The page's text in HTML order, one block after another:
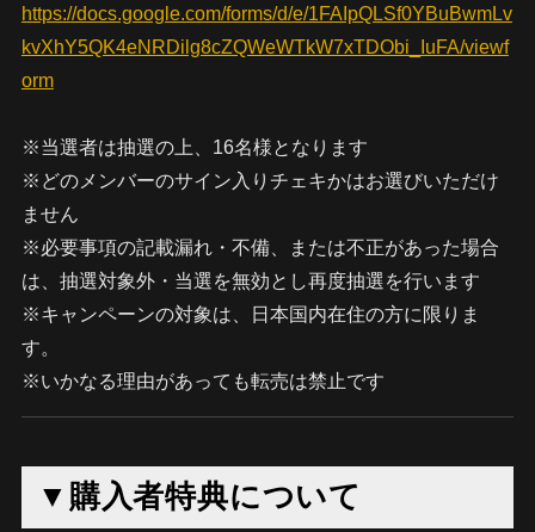
https://docs.google.com/forms/d/e/1FAIpQLSf0YBuBwmLv
kvXhY5QK4eNRDilg8cZQWeWTkW7xTDObi_IuFA/viewf
orm
※当選者は抽選の上、16名様となります
※どのメンバーのサイン入りチェキかはお選びいただけ
ません
※必要事項の記載漏れ・不備、または不正があった場合
は、抽選対象外・当選を無効とし再度抽選を行います
※キャンペーンの対象は、日本国内在住の方に限りま
す。
※いかなる理由があっても転売は禁止です
▼購入者特典について